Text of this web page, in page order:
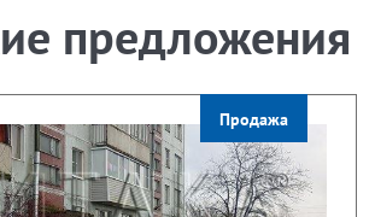
предложения
Продажа